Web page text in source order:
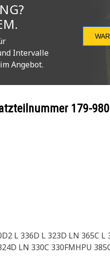
Intervalle
Angebot.
179-
L 336D L 323D LN 365C
LN 330C 330FMHPU